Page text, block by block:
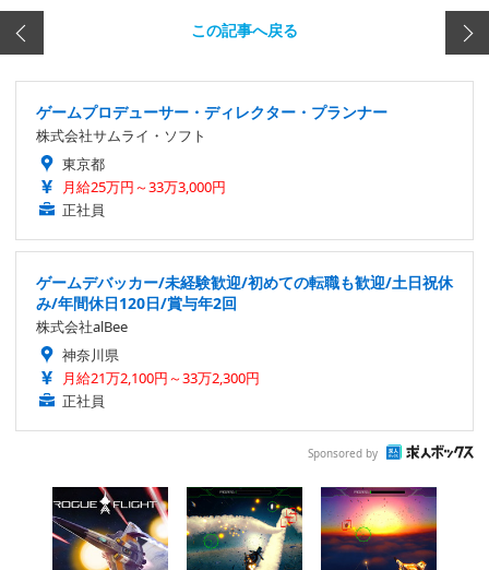
この記事へ戻る
ゲームプロデューサー・ディレクター・プランナー
株式会社サムライ・ソフト
東京都
月給25万円～33万3,000円
正社員
ゲームデバッカー/未経験歓迎/初めての転職も歓迎/土日祝休
み/年間休日120日/賞与年2回
株式会社alBee
神奈川県
月給21万2,100円～33万2,300円
正社員
Sponsored by